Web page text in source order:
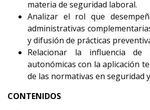
materia de seguridad laboral.
Analizar el rol que
administrativas
y difusión de prácticas
Relacionar la influencia de
autonómicas con la aplicación
de las normativas en seguridad
CONTENIDOS